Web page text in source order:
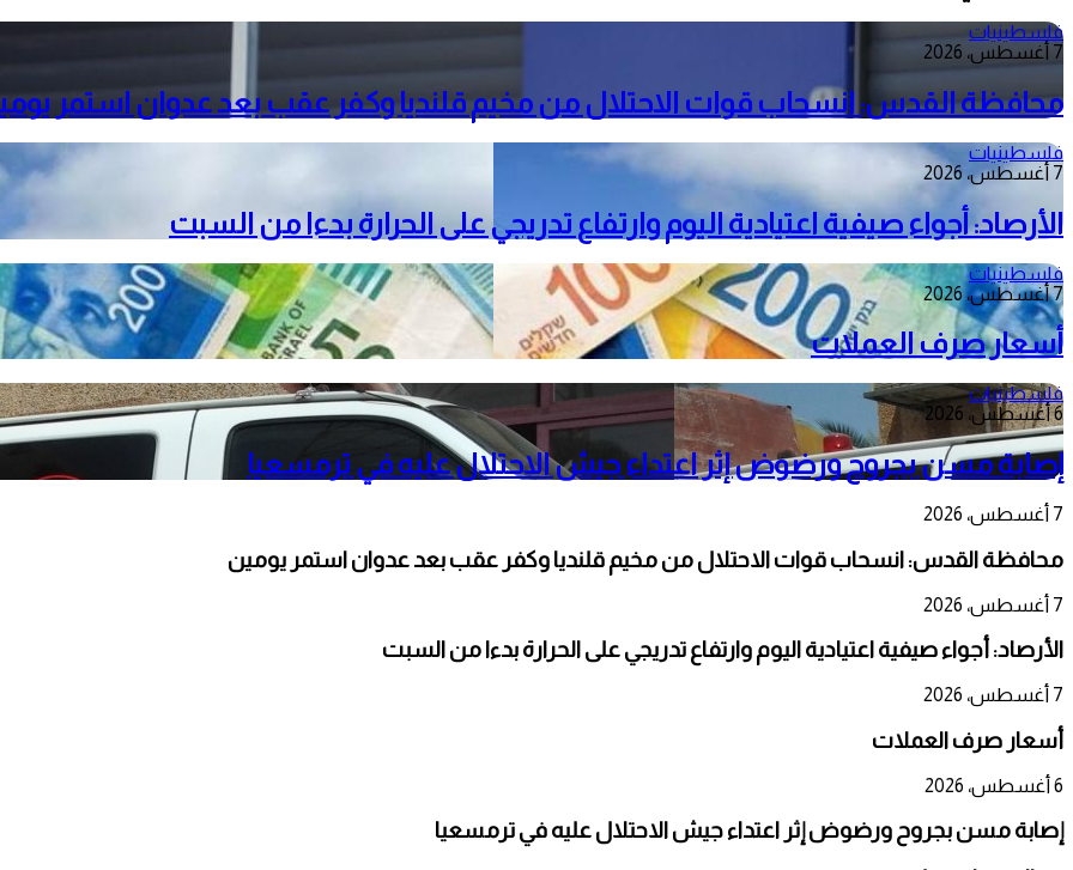
فلسطينيات
7 أغسطس، 2026
محافظة القدس: انسحاب قوات الاحتلال من مخيم قلنديا وكفر عقب بعد عدوان استمر
فلسطينيات
7 أغسطس، 2026
الأرصاد: أجواء صيفية اعتيادية اليوم وارتفاع تدريجي على الحرارة بدءا من السبت
فلسطينيات
7 أغسطس، 2026
أسعار صرف العملات
فلسطينيات
6 أغسطس، 2026
إصابة مسن بجروح ورضوض إثر اعتداء جيش الاحتلال عليه في ترمسعيا
7 أغسطس، 2026
محافظة القدس: انسحاب قوات الاحتلال من مخيم قلنديا وكفر عقب بعد عدوان استمر يومين
7 أغسطس، 2026
الأرصاد: أجواء صيفية اعتيادية اليوم وارتفاع تدريجي على الحرارة بدءا من السبت
7 أغسطس، 2026
أسعار صرف العملات
6 أغسطس، 2026
إصابة مسن بجروح ورضوض إثر اعتداء جيش الاحتلال عليه في ترمسعيا